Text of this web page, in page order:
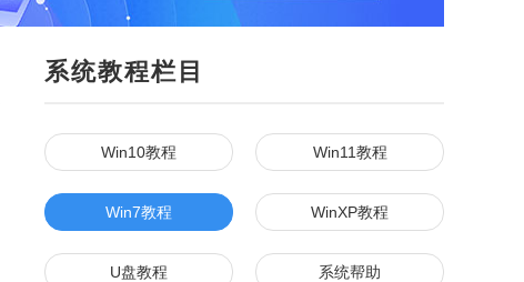
系统教程栏目
Win10教程 Win11教程
Win7教程 WinXP教程
U盘教程 系统帮助